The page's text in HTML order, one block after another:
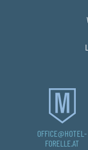
OFFICE@HOTEL-
FORELLE.AT